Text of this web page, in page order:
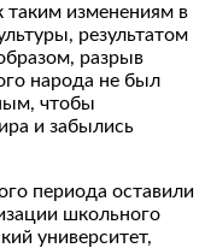
таким изменениям в
результатом
разрыв
народа не был
чтобы
и забылись
периода оставили
школьного
университет,